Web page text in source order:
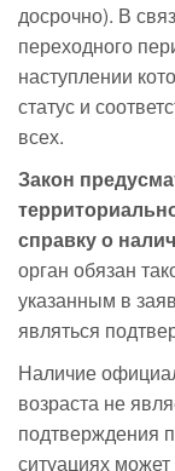
досрочно). В
переходного
наступлении
статус и
всех.
Закон
справку о
орган обязан
указанным в
являться
Наличие
возраста не
подтверждения
ситуациях